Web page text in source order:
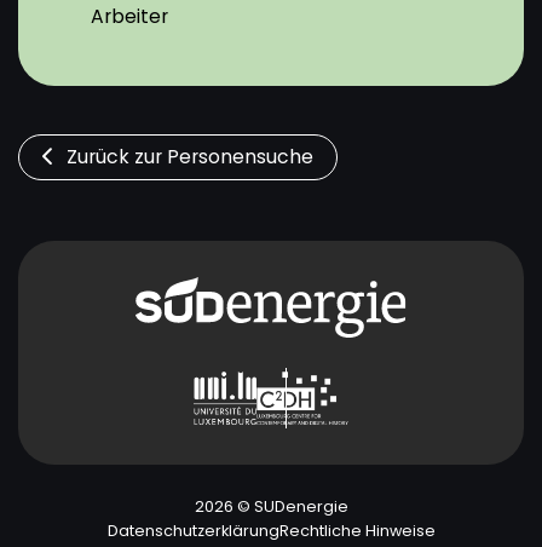
Arbeiter
Zurück zur Personensuche
2026 © SUDenergie
DatenschutzerklärungRechtliche Hinweise